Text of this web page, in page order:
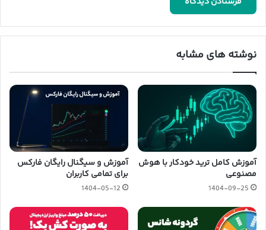
نوشته های مشابه
آموزش کامل ترید خودکار با هوش
مصنوعی
1404-09-25
آموزش و سیگنال رایگان فارکس
برای تمامی کاربران
1404-05-12